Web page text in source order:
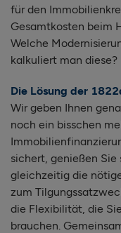
für den
Gesamtkosten beim
Welche
kalkuliert man diese?
Die Lösung der
Wir geben Ihnen
noch ein bisschen
sichert, genießen
gleichzeitig die
zum
die Flexibilität, die
brauchen.